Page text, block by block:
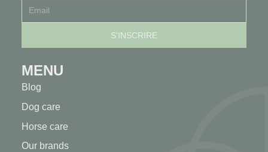
MENU
Blog
Dog care
Horse care
Our brands